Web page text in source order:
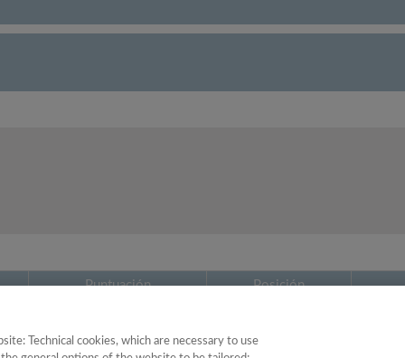
Puntuación Posición
42.59
Technical cookies, which are necessary to use